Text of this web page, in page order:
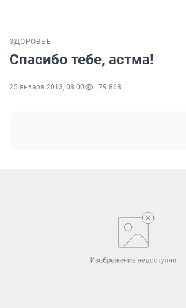
ЗДОРОВЬЕ
Спасибо тебе, астма!
25 января 2013, 08:00 79 868